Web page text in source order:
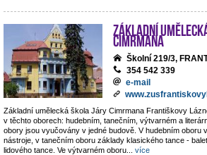
Základní
Cimrmana
Školní 219/3,
354 542 339
e-mail
Základní umělecká škola Járy Cimrmana Františkovy
v těchto oborech: hudebním, tanečním, výtvarném a
obory jsou vyučovány v jedné budově. V hudebním oboru
nástroje, v tanečním oboru základy klasického tance -
lidového tance. Ve výtvarném oboru
více